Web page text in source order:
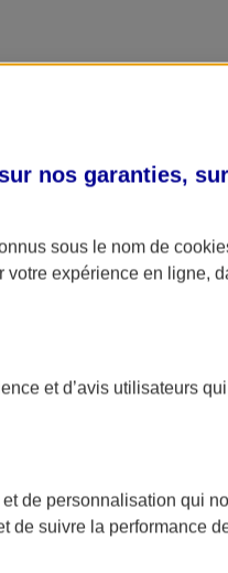
nos garanties,
sous le nom de
expérience en ligne,
et d’avis utilisateurs
de personnalisation qui
de suivre la performance